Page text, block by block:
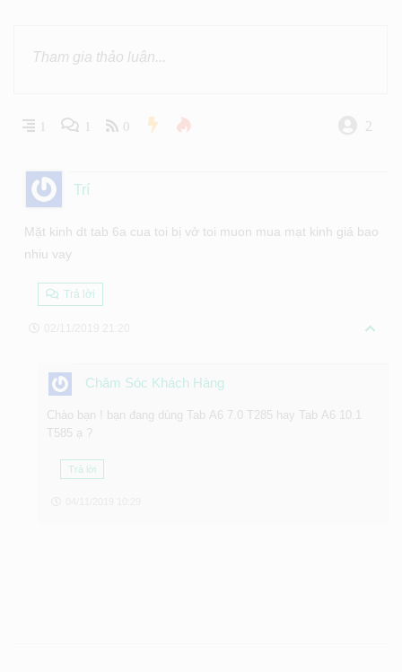
1 1 0 2
Trí
Mặt kinh dt tab 6a cua toi bị vở toi muon mua mạt kinh giá bao
nhiu vay
Trả lời
Chăm Sóc Khách Hàng
Chào bạn ! bạn đang dùng Tab A6 7.0 T285 hay Tab A6 10.1
T585 ạ ?
Trả lời